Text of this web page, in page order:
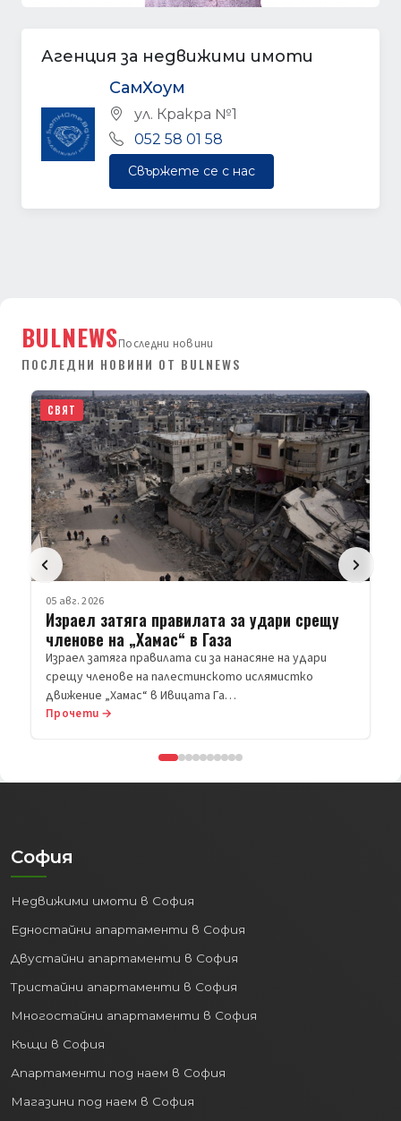
Агенция за недвижими имоти
СамХоум
ул. Кракра №1
052 58 01 58
Свържете се с нас
BULNEWSПоследни новини
ПОСЛЕДНИ НОВИНИ ОТ BULNEWS
СВЯТ
05 авг. 2026
Израел затяга правилата за удари срещу
членове на „Хамас“ в Газа
Израел затяга правилата си за нанасяне на удари
срещу членове на палестинското ислямистко
движение „Хамас“ в Ивицата Га…
Прочети →
София
Недвижими имоти в София
Едностайни апартаменти в София
Двустайни апартаменти в София
Тристайни апартаменти в София
Многостайни апартаменти в София
Къщи в София
Апартаменти под наем в София
Магазини под наем в София